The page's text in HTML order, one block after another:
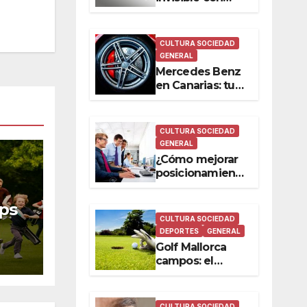
mando a
nueva
tecnología a tu
alcance
CULTURA SOCIEDAD
GENERAL
Mercedes Benz
en Canarias: tu
sueño en cuatro
CULTURA SOCIEDAD
GENERAL
¿Cómo mejorar
posicionamiento
en buscadores?
CULTURA SOCIEDAD
DEPORTES
GENERAL
Golf Mallorca
campos: el
mejor tiempo en